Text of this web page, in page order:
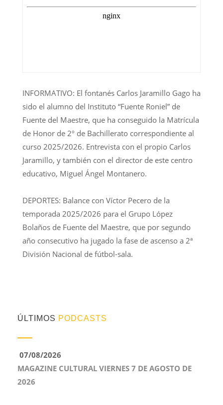
INFORMATIVO: El fontanés Carlos Jaramillo Gago ha
sido el alumno del Instituto “Fuente Roniel” de
Fuente del Maestre, que ha conseguido la Matrícula
de Honor de 2º de Bachillerato correspondiente al
curso 2025/2026. Entrevista con el propio Carlos
Jaramillo, y también con el director de este centro
educativo, Miguel Ángel Montanero.
DEPORTES: Balance con Víctor Pecero de la
temporada 2025/2026 para el Grupo López
Bolaños de Fuente del Maestre, que por segundo
año consecutivo ha jugado la fase de ascenso a 2ª
División Nacional de fútbol-sala.
ÚLTIMOS PODCASTS
07/08/2026
MAGAZINE CULTURAL VIERNES 7 DE AGOSTO DE
2026